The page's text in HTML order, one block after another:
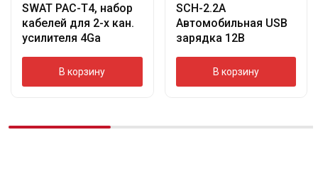
SWAT PAC-T4, набор
кабелей для 2-х кан.
усилителя 4Ga
В корзину
SCH-2.2A
Автомобильная USB
зарядка 12В
В корзину